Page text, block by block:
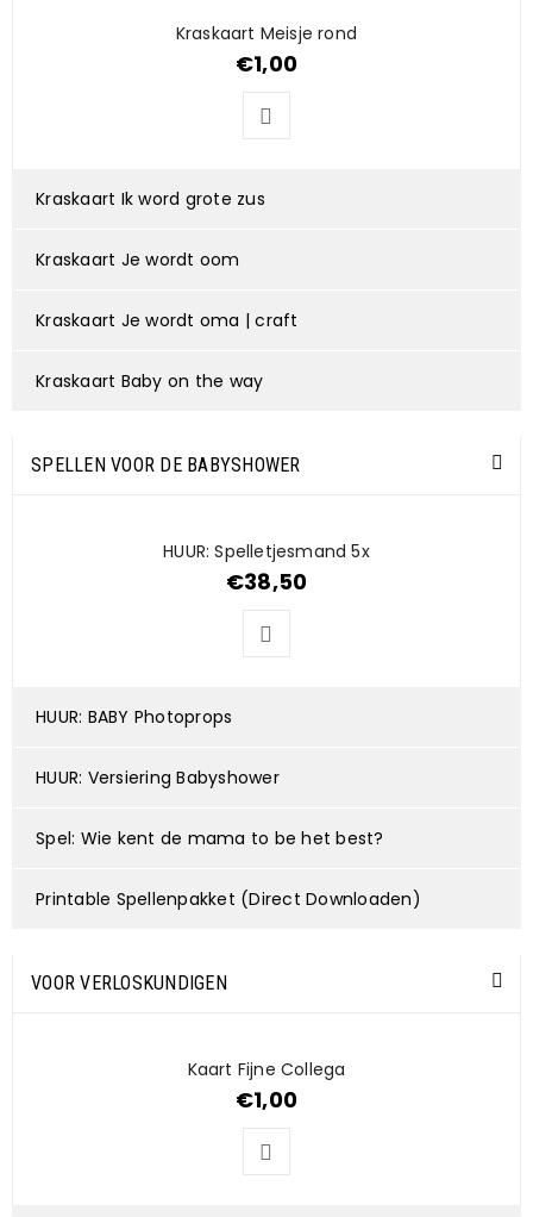
Kraskaart Meisje rond
€1,00
Kraskaart Ik word grote zus
Kraskaart Je wordt oom
Kraskaart Je wordt oma | craft
Kraskaart Baby on the way
SPELLEN VOOR DE BABYSHOWER
HUUR: Spelletjesmand 5x
€38,50
HUUR: BABY Photoprops
HUUR: Versiering Babyshower
Spel: Wie kent de mama to be het best?
Printable Spellenpakket (Direct Downloaden)
VOOR VERLOSKUNDIGEN
Kaart Fijne Collega
€1,00